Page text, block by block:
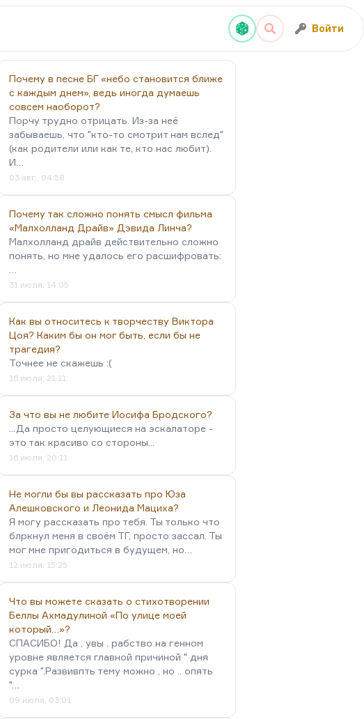
Войти
Почему в песне БГ «небо становится ближе
с каждым днем», ведь иногда думаешь
совсем наоборот?
Порчу трудно отрицать. Из-за неё
забываешь, что "кто-то смотрит нам вслед"
(как родители или как те, кто нас любит).
И…
03 авг., 04:58
Почему так сложно понять смысл фильма
«Малхолланд Драйв» Дэвида Линча?
Малхолланд драйв действительно сложно
понять, но мне удалось его расшифровать:
31 июля, 14:05
Как вы относитесь к творчеству Виктора
Цоя? Каким бы он мог быть, если бы не
трагедия?
Точнее не скажешь :(
16 июля, 21:11
За что вы не любите Иосифа Бродского?
...Да просто целующиеся на эскалаторе -
это так красиво со стороны...
16 июля, 20:11
Не могли бы вы рассказать про Юза
Алешковского и Леонида Мациха?
Я могу рассказать про тебя. Ты только что
блркнул меня в своём ТГ, просто зассал. Ты
мог мне пригодиться в будущем, но…
12 июля, 15:25
Что вы можете сказать о стихотворении
Беллы Ахмадулиной «По улице моей
который…»?
СПАСИБО! Да , увы . рабство на генном
уровне является главной причиной " дня
сурка ".Развивпть тему можно , но .. опять
"…
09 июля, 03:01